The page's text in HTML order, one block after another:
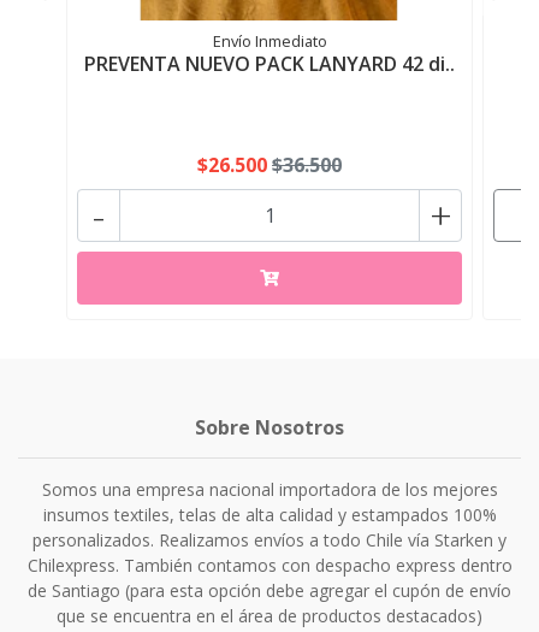
Envío Inmediato
PREVENTA NUEVO PACK LANYARD 42 di..
$26.500$36.500
+
-
Sobre Nosotros
Somos una empresa nacional importadora de los mejores
insumos textiles, telas de alta calidad y estampados 100%
personalizados. Realizamos envíos a todo Chile vía Starken y
Chilexpress. También contamos con despacho express dentro
de Santiago (para esta opción debe agregar el cupón de envío
que se encuentra en el área de productos destacados)